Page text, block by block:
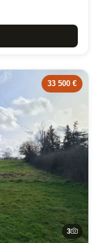
33 500 €
3